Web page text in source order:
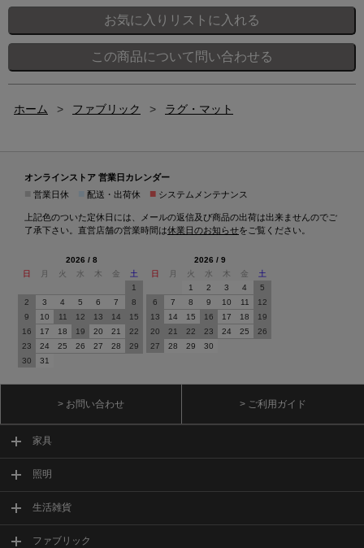
ホーム > ファブリック > ラグ・マット
オンラインストア 営業日カレンダー
営業日休 配送・出荷休 ■ システムメンテナンス
上記色のついた定休日には、メールの返信及び商品の出荷は出来ませんのでご
了承下さい。直営店舗の営業時間は休業日のお知らせをご覧ください。
2026 / 8
日
月 火 水 木 金
土
1
2
3 4 5 6 7
8
9
10 11 12 13 14
15
16
17 18 19 20 21
22
23
24 25 26 27 28
29
30
31
2026 / 9
日
月 火 水 木 金
土
1
2 3 4
5
6
7 8 9 10 11
12
13
14 15 16 17 18
19
20
21 22 23 24 25
26
27
28 29 30
> お問い合わせ > ご利用ガイド
家具
照明
生活雑貨
ファブリック